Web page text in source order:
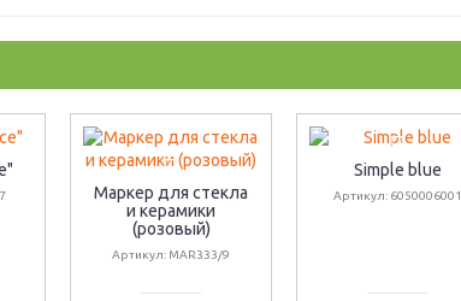
Маркер для стекла
и керамики
(розовый)
Артикул: MAR333/9
Simple blue
Артикул: 6050006001